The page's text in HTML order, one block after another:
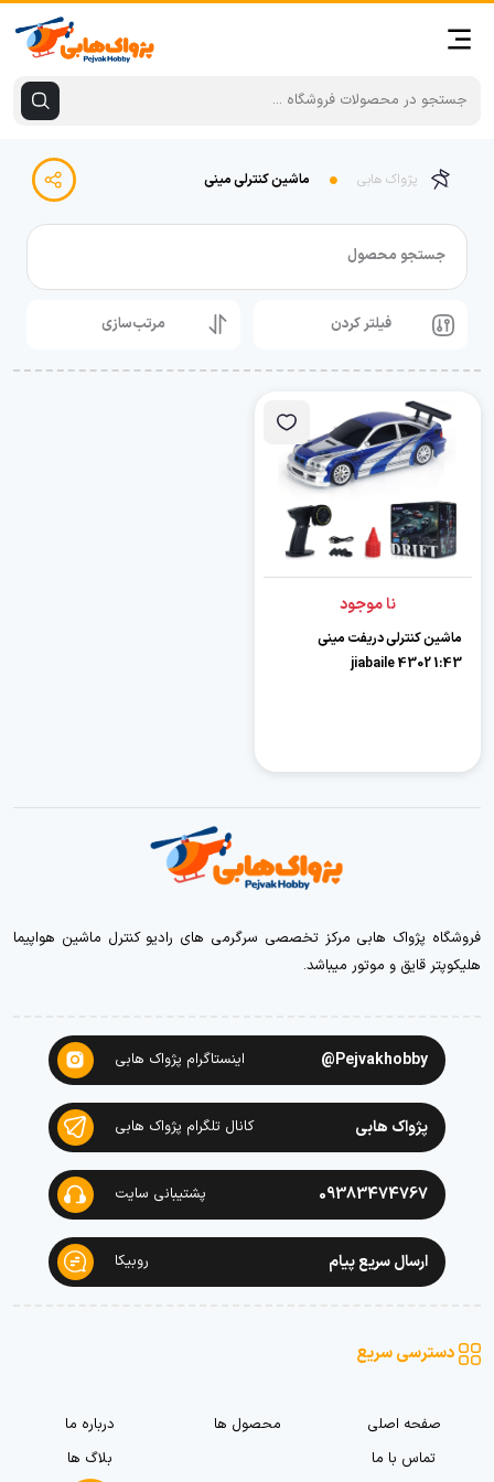
پژواک هابی ماشین کنترلی مینی
جستجو محصول
فیلتر کردن مرتب‌سازی
نا موجود
ماشین کنترلی دریفت مینی
jiabaile 4302 1:43
فروشگاه پژواک هابی مرکز تخصصی سرگرمی های رادیو کنترل ماشین هواپیما
هلیکوپتر قایق و موتور میباشد.
Pejvakhobby@ اینستاگرام پژواک هابی
پژواک هابی کانال تلگرام پژواک هابی
09383474767 پشتیبانی سایت
ارسال سریع پیام روبیکا
دسترسی سریع
صفحه اصلی محصول ها
درباره ما
تماس با ما
بلاگ ها